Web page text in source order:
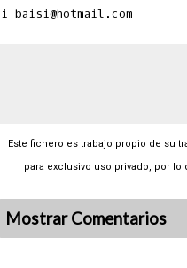
Este fichero es trabajo propio de su
para exclusivo uso privado, por
Mostrar Comentarios